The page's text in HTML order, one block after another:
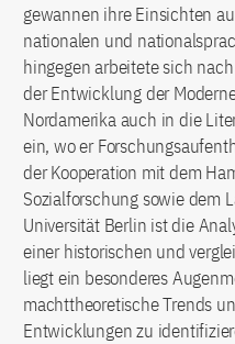
gewannen ihre Einsichten
nationalen und
hingegen arbeitete sich
der Entwicklung der
Nordamerika auch in die
ein, wo er
der Kooperation mit dem
Sozialforschung sowie dem
Universität Berlin ist die
einer historischen und
liegt ein besonderes
machttheoretische Trends
Entwicklungen zu